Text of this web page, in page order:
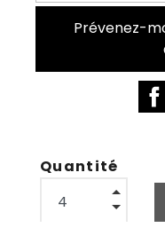
Prévenez-
Quantité